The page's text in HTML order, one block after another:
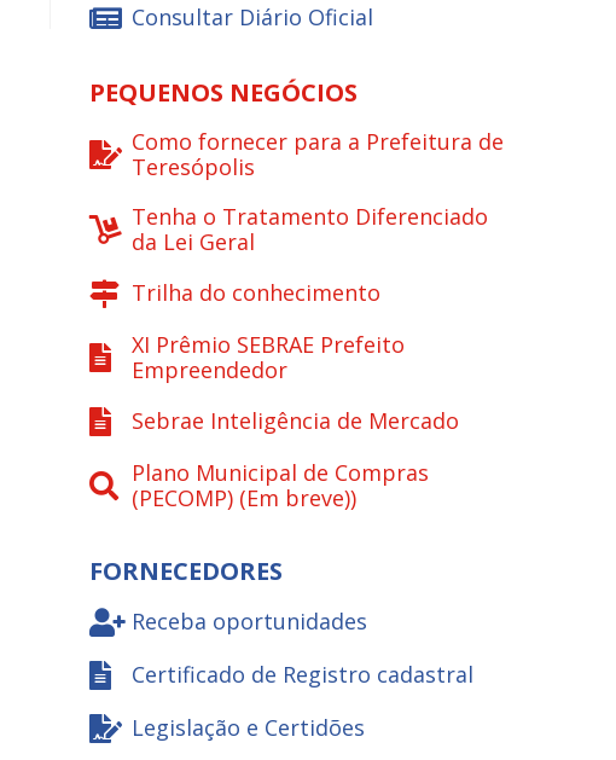
Consultar Diário Oficial
PEQUENOS NEGÓCIOS
Como fornecer para a Prefeitura de
Teresópolis
Tenha o Tratamento Diferenciado
da Lei Geral
Trilha do conhecimento
XI Prêmio SEBRAE Prefeito
Empreendedor
Sebrae Inteligência de Mercado
Plano Municipal de Compras
(PECOMP) (Em breve))
FORNECEDORES
Receba oportunidades
Certificado de Registro cadastral
Legislação e Certidões